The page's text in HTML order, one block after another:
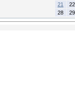
21
22
28
29